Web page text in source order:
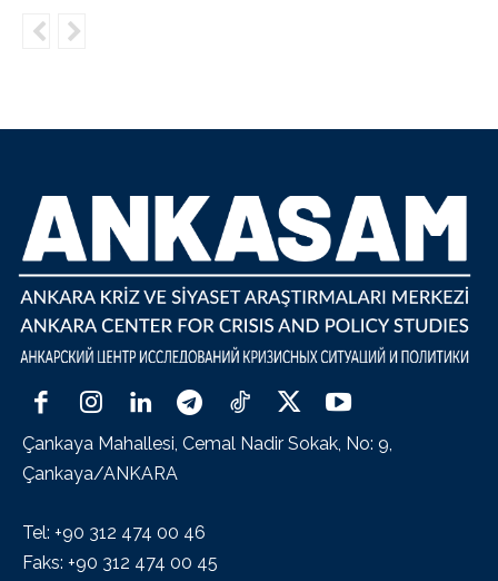
Çankaya Mahallesi, Cemal Nadir Sokak, No: 9,
Çankaya/ANKARA
Tel: +90 312 474 00 46
Faks: +90 312 474 00 45